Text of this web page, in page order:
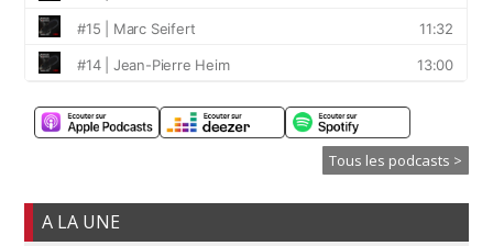
Tous les podcasts >
A LA UNE